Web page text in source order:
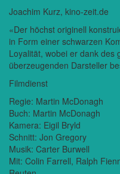
Joachim Kurz, kino-zeit.de
«Der höchst originell
in Form einer schwarzen
Loyalität, wobei er dank des
überzeugenden Darsteller
Filmdienst
Regie: Martin McDonagh
Buch: Martin McDonagh
Kamera: Eigil Bryld
Schnitt: Jon Gregory
Musik: Carter Burwell
Mit: Colin Farrell, Ralph